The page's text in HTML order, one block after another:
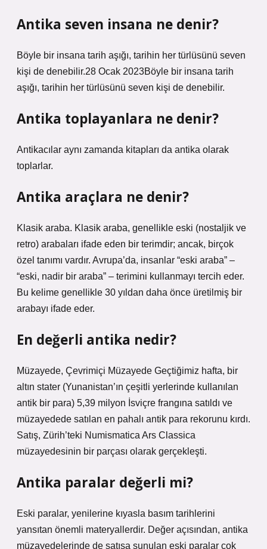
Antika seven insana ne denir?
Böyle bir insana tarih aşığı, tarihin her türlüsünü seven
kişi de denebilir.28 Ocak 2023Böyle bir insana tarih
aşığı, tarihin her türlüsünü seven kişi de denebilir.
Antika toplayanlara ne denir?
Antikacılar aynı zamanda kitapları da antika olarak
toplarlar.
Antika araçlara ne denir?
Klasik araba. Klasik araba, genellikle eski (nostaljik ve
retro) arabaları ifade eden bir terimdir; ancak, birçok
özel tanımı vardır. Avrupa’da, insanlar “eski araba” –
“eski, nadir bir araba” – terimini kullanmayı tercih eder.
Bu kelime genellikle 30 yıldan daha önce üretilmiş bir
arabayı ifade eder.
En değerli antika nedir?
Müzayede, Çevrimiçi Müzayede Geçtiğimiz hafta, bir
altın stater (Yunanistan’ın çeşitli yerlerinde kullanılan
antik bir para) 5,39 milyon İsviçre frangına satıldı ve
müzayedede satılan en pahalı antik para rekorunu kırdı.
Satış, Zürih’teki Numismatica Ars Classica
müzayedesinin bir parçası olarak gerçekleşti.
Antika paralar değerli mi?
Eski paralar, yenilerine kıyasla basım tarihlerini
yansıtan önemli materyallerdir. Değer açısından, antika
müzayedelerinde de satışa sunulan eski paralar çok